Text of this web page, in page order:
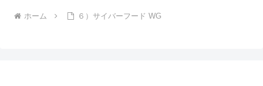
ホーム ６）サイバーフード WG